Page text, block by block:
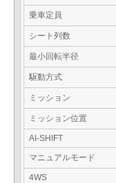
乗車定員
シート列数
最小回転半径
駆動方式
ミッション
ミッション位置
AI-SHIFT
マニュアルモード
4WS